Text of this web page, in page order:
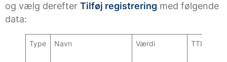
og vælg derefter Tilføj registrering med følgende
data:
Type Navn Værdi TTL